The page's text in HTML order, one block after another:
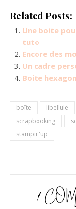
Related Posts:
Une boite
tuto
Encore des
Un cadre
Boite
boîte libellule
scrapbooking
stampin'up
7